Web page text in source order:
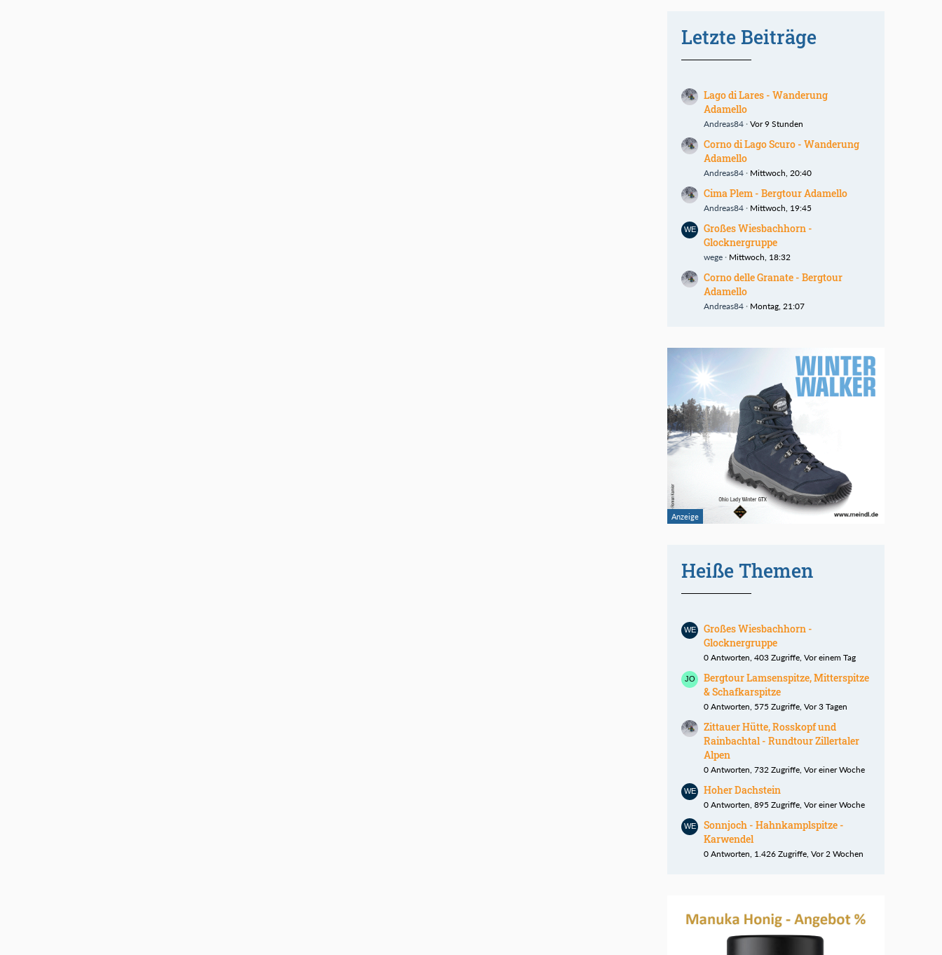
Letzte Beiträge
Lago di Lares - Wanderung
Adamello
Andreas84 Vor 9 Stunden
Corno di Lago Scuro - Wanderung
Adamello
Andreas84 Mittwoch, 20:40
Cima Plem - Bergtour Adamello
Andreas84 Mittwoch, 19:45
Großes Wiesbachhorn -
Glocknergruppe
wege Mittwoch, 18:32
Corno delle Granate - Bergtour
Adamello
Andreas84 Montag, 21:07
Heiße Themen
Großes Wiesbachhorn -
Glocknergruppe
0 Antworten, 403 Zugriffe, Vor einem Tag
Bergtour Lamsenspitze, Mitterspitze
& Schafkarspitze
0 Antworten, 575 Zugriffe, Vor 3 Tagen
Zittauer Hütte, Rosskopf und
Rainbachtal - Rundtour Zillertaler
Alpen
0 Antworten, 732 Zugriffe, Vor einer Woche
Hoher Dachstein
0 Antworten, 895 Zugriffe, Vor einer Woche
Sonnjoch - Hahnkamplspitze -
Karwendel
0 Antworten, 1.426 Zugriffe, Vor 2 Wochen